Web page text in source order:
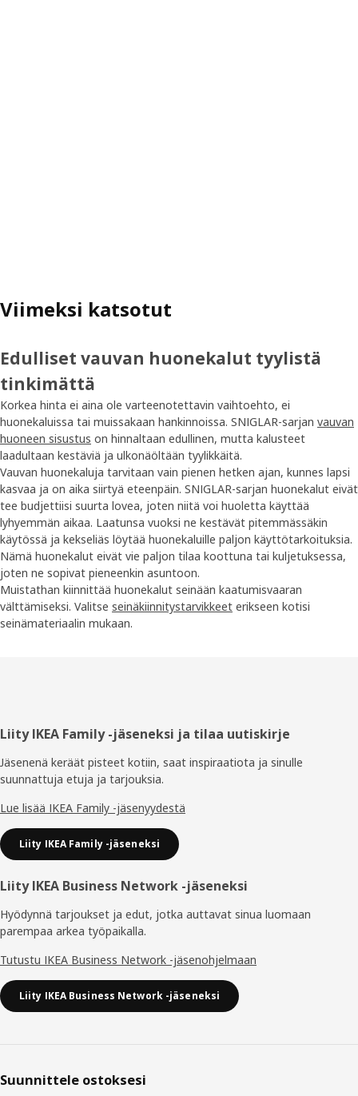
Viimeksi katsotut
Edulliset vauvan huonekalut tyylistä
tinkimättä
Korkea hinta ei aina ole varteenotettavin vaihtoehto, ei
huonekaluissa tai muissakaan hankinnoissa. SNIGLAR-sarjan vauvan
huoneen sisustus on hinnaltaan edullinen, mutta kalusteet
laadultaan kestäviä ja ulkonäöltään tyylikkäitä.
Vauvan huonekaluja tarvitaan vain pienen hetken ajan, kunnes lapsi
kasvaa ja on aika siirtyä eteenpäin. SNIGLAR-sarjan huonekalut eivät
tee budjettiisi suurta lovea, joten niitä voi huoletta käyttää
lyhyemmän aikaa. Laatunsa vuoksi ne kestävät pitemmässäkin
käytössä ja kekseliäs löytää huonekaluille paljon käyttötarkoituksia.
Nämä huonekalut eivät vie paljon tilaa koottuna tai kuljetuksessa,
joten ne sopivat pieneenkin asuntoon.
Muistathan kiinnittää huonekalut seinään kaatumisvaaran
välttämiseksi. Valitse seinäkiinnitystarvikkeet erikseen kotisi
seinämateriaalin mukaan.
Alatunniste
Liity IKEA Family -jäseneksi ja tilaa uutiskirje
Jäsenenä keräät pisteet kotiin, saat inspiraatiota ja sinulle
suunnattuja etuja ja tarjouksia.​
Lue lisää IKEA Family -jäsenyydestä
Liity IKEA Family -jäseneksi
Liity IKEA Business Network -jäseneksi
Hyödynnä tarjoukset ja edut, jotka auttavat sinua luomaan
parempaa arkea työpaikalla.
Tutustu IKEA Business Network -jäsenohjelmaan
Liity IKEA Business Network -jäseneksi
Suunnittele ostoksesi